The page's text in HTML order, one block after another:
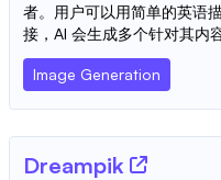
者。用户可以用简单的英语
接，AI 会生成多个针对其内
Image Generation
Dreampik